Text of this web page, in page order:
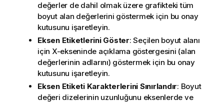
değerler de dahil olmak üzere grafikteki tüm
boyut alan değerlerini göstermek için bu onay
kutusunu işaretleyin.
Eksen Etiketlerini Göster: Seçilen boyut alanı
için X-ekseninde açıklama göstergesini (alan
değerlerinin adlarını) göstermek için bu onay
kutusunu işaretleyin.
Eksen Etiketi Karakterlerini Sınırlandır: Boyut
değeri dizelerinin uzunluğunu eksenlerde ve